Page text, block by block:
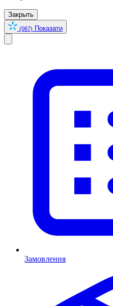
Закрыть
(067) Показати
Замовлення